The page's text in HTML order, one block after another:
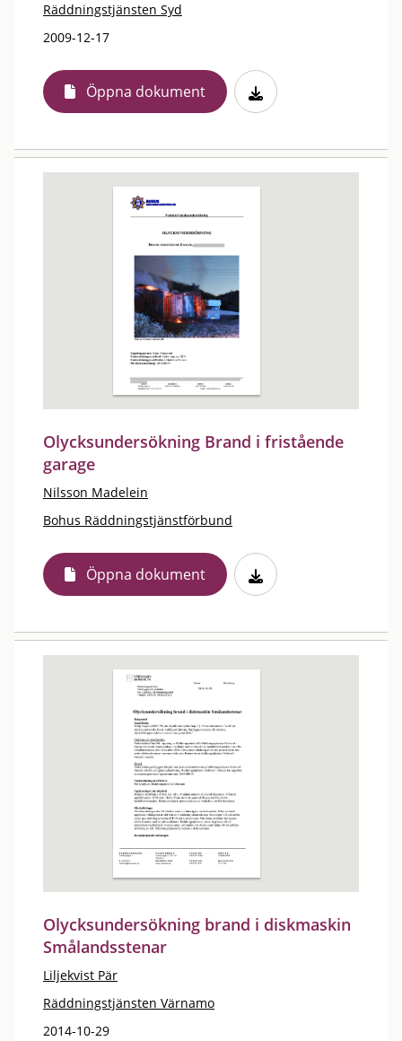
Räddningstjänsten Syd
2009-12-17
Öppna dokument
Olycksundersökning Brand i fristående
garage
Nilsson Madelein
Bohus Räddningstjänstförbund
Öppna dokument
Olycksundersökning brand i diskmaskin
Smålandsstenar
Liljekvist Pär
Räddningstjänsten Värnamo
2014-10-29